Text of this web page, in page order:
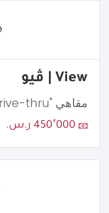
View | ڤيو
مقاهي "Drive-thru"
450٬000 ر.س.